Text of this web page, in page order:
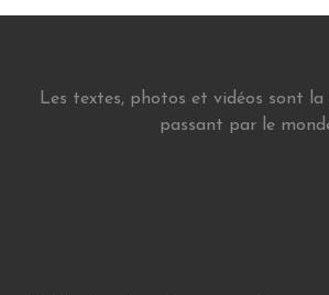
Les textes, photos et vidéos sont
passant par le